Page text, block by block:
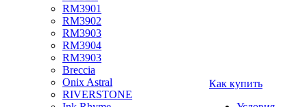
RM3901
RM3902
RM3903
RM3904
RM3903
Breccia
Onix Astral
RIVERSTONE
Как купить